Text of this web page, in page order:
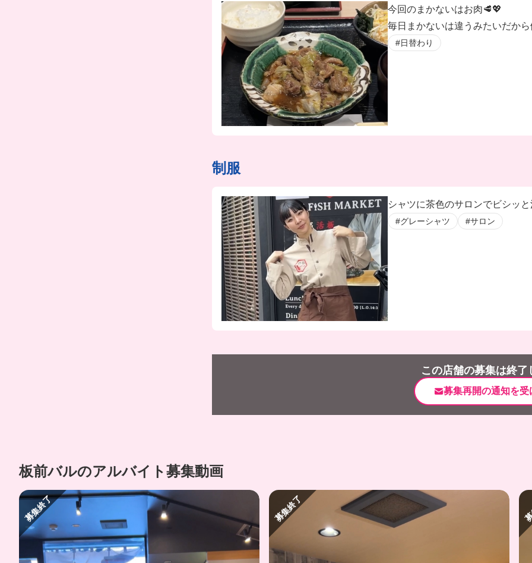
今回のまかないはお肉🥩💖
毎日まかないは違うみたいだから
#日替わり
制服
シャツに茶色のサロンでビシッ
#グレーシャツ #サロン
この店舗の募集は終了
募集再開の通知を受
板前バルのアルバイト募集動画
募集終了 募集終了